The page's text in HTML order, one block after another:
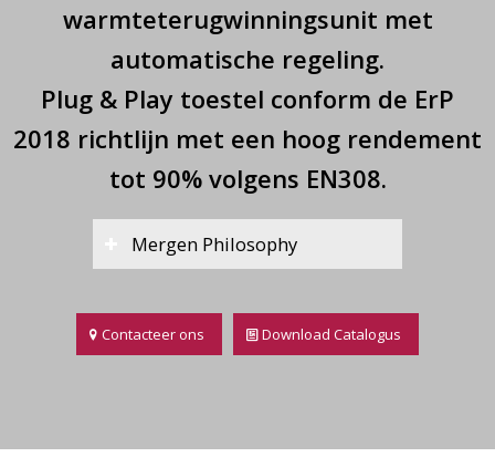
warmteterugwinningsunit met
automatische regeling.
Plug & Play toestel conform de ErP
2018 richtlijn met een hoog rendement
tot 90% volgens EN308.
Mergen Philosophy
Contacteer ons Download Catalogus